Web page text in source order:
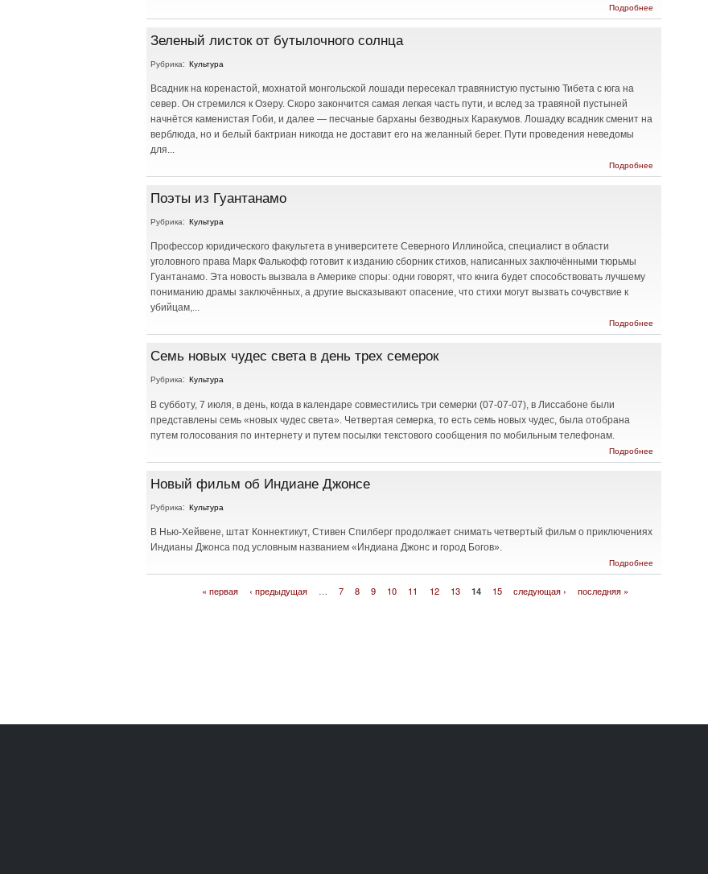
Подробнее
“Венецианский
Зеленый листок от бутылочного солнца
Рубрика: Культура
Всадник на коренастой, мохнатой монгольской лошади пересекал травянистую пустыню Тибета с юга на
север. Он стремился к Озеру. Скоро закончится самая легкая часть пути, и вслед за травяной пустыней
начнётся каменистая Гоби, и далее — песчаные барханы безводных Каракумов. Лошадку всадник сменит на
верблюда, но и белый бактриан никогда не доставит его на желанный берег. Пути проведения неведомы
для...
Подробнее
Поэты из Гуантанамо
Рубрика: Культура
Профессор юридического факультета в университете Северного Иллинойса, специалист в области
уголовного права Марк Фалькофф готовит к изданию сборник стихов, написанных заключёнными тюрьмы
Гуантанамо. Эта новость вызвала в Америке споры: одни говорят, что книга будет способствовать лучшему
пониманию драмы заключённых, а другие высказывают опасение, что стихи могут вызвать сочувствие к
убийцам,...
Подробнее
Гуантанамо
Семь новых чудес света в день трех семерок
Рубрика: Культура
В субботу, 7 июля, в день, когда в календаре совместились три семерки (07-07-07), в Лиссабоне были
представлены семь «новых чудес света». Четвертая семерка, то есть семь новых чудес, была отобрана
путем голосования по интернету и путем посылки текстового сообщения по мобильным телефонам.
Подробнее
Новый фильм об Индиане Джонсе
Рубрика: Культура
В Нью-Хейвене, штат Коннектикут, Стивен Спилберг продолжает снимать четвертый фильм о приключениях
Индианы Джонса под условным названием «Индиана Джонс и город Богов».
Подробнее
« первая ‹ предыдущая … 7 8 9 10 11 12 13 14 15 следующая › последняя »